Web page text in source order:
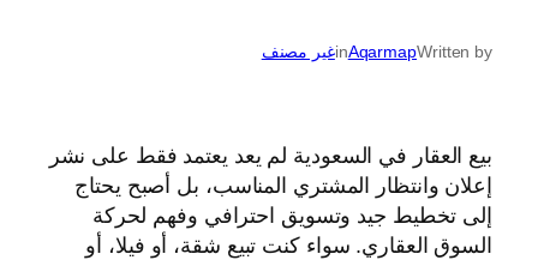
Written by
Aqarmap
inغير مصنف
بيع العقار في السعودية لم يعد يعتمد فقط على نشر
إعلان وانتظار المشتري المناسب، بل أصبح يحتاج
إلى تخطيط جيد وتسويق احترافي وفهم لحركة
السوق العقاري. سواء كنت تبيع شقة، أو فيلا، أو